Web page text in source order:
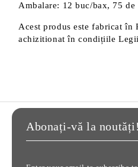
Ambalare: 12 buc/bax, 75 de
Acest produs este fabricat în
achizitionat în condițiile
Abonați-vă la noutăți!